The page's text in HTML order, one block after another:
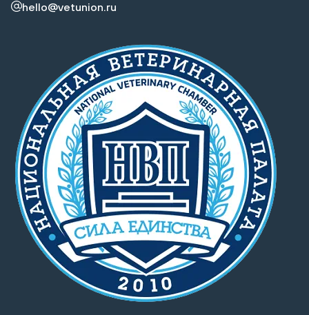
hello@vetunion.ru